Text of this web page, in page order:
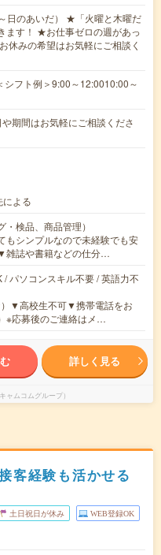
日のあいだ） ★「火曜と木曜だ
ます！ ★お仕事ゼロの週があっ
休みの希望はお気軽にご相談く
シフト例＞9:00～12:0010:00～
期間はお気軽にご相談くださ
よる
検品、商品管理）
もシンプルなので未経験でも安
誌や書籍などの仕分…
パソコンスキル不要 / 英語力不
▼高校生不可▼携帯電話をお
※応募後のご連絡はメ…
詳しく見る
ャムコムグループ）
客経験も活かせる
土日祝日が休み WEB登録OK